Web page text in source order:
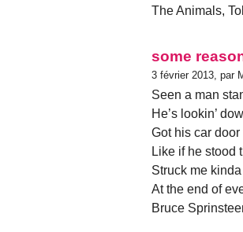
The Animals,
some
3 février 2013, par
Seen a man
He’s lookin’
Got his car door
Like if he stood
Struck me
At the end of
Bruce